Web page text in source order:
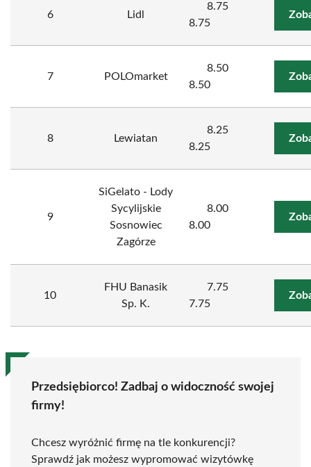
6 Lidl
8.75
8.75
7 POLOmarket
8.50
8.50
8 Lewiatan
8.25
8.25
9
SiGelato - Lody
Sycylijskie
Sosnowiec
Zagórze
8.00
8.00
10
FHU Banasik
Sp. K.
7.75
7.75
Przedsiębiorco! Zadbaj o widoczność swojej
firmy!
Chcesz wyróżnić firmę na tle konkurencji?
Sprawdź jak możesz wypromować wizytówkę